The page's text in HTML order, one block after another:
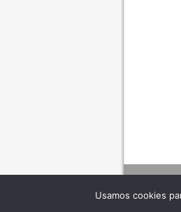
Usamos cookies